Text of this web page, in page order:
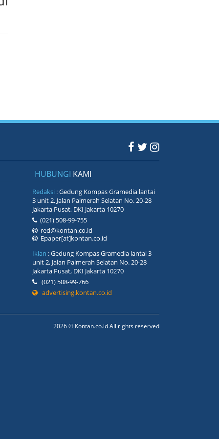
HUBUNGI KAMI
Redaksi : Gedung Kompas Gramedia lantai
3 unit 2, Jalan Palmerah Selatan No. 20-28
Jakarta Pusat, DKI Jakarta 10270
(021) 508-99-755
red@kontan.co.id
Epaper[at]kontan.co.id
Iklan : Gedung Kompas Gramedia lantai 3
unit 2, Jalan Palmerah Selatan No. 20-28
Jakarta Pusat, DKI Jakarta 10270
(021) 508-99-766
advertising.kontan.co.id
2026 © Kontan.co.id All rights reserved